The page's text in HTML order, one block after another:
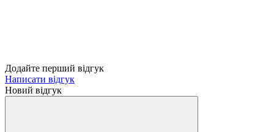
Додайте перший відгук
Написати відгук
Новий відгук